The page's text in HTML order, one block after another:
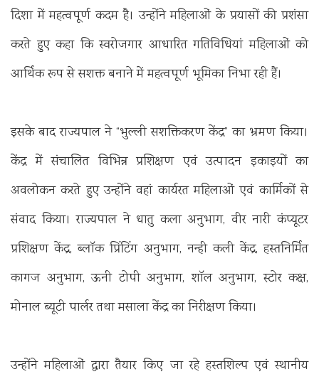
दिशा में महत्वपूर्ण कदम है। उन्होंने महिलाओं के प्रयासों की प्रशंसा
करते हुए कहा कि स्वरोजगार आधारित गतिविधियां महिलाओं को
आर्थिक रूप से सशक्त बनाने में महत्वपूर्ण भूमिका निभा रही हैं।
इसके बाद राज्यपाल ने “भुल्ली सशक्तिकरण केंद्र” का भ्रमण किया।
केंद्र में संचालित विभिन्न प्रशिक्षण एवं उत्पादन इकाइयों का
अवलोकन करते हुए उन्होंने वहां कार्यरत महिलाओं एवं कार्मिकों से
संवाद किया। राज्यपाल ने धातु कला अनुभाग, वीर नारी कंप्यूटर
प्रशिक्षण केंद्र, ब्लॉक प्रिंटिंग अनुभाग, नन्ही कली केंद्र, हस्तनिर्मित
कागज अनुभाग, ऊनी टोपी अनुभाग, शॉल अनुभाग, स्टोर कक्ष,
मोनाल ब्यूटी पार्लर तथा मसाला केंद्र का निरीक्षण किया।
उन्होंने महिलाओं द्वारा तैयार किए जा रहे हस्तशिल्प एवं स्थानीय